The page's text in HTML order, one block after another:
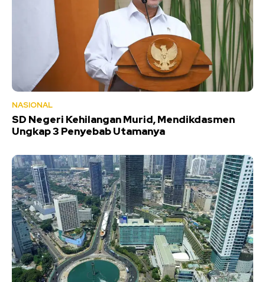
NASIONAL
SD Negeri Kehilangan Murid, Mendikdasmen
Ungkap 3 Penyebab Utamanya